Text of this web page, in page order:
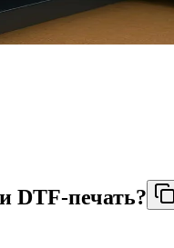
DTF-печать?